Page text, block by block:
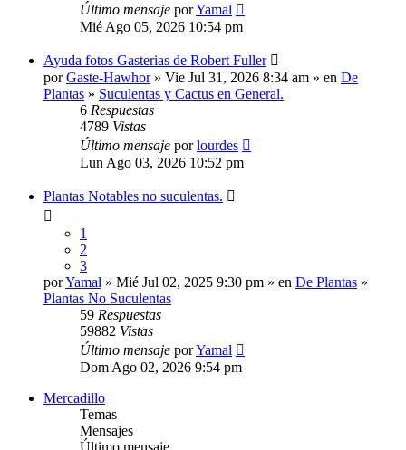
Último mensaje porYamal
Mié Ago 05, 2026 10:54 pm
Ayuda fotos Gasterias de Robert Fuller
porGaste-Hawhor» Vie Jul 31, 2026 8:34 am » en De
Plantas » Suculentas y Cactus en General.
6 Respuestas
4789 Vistas
Último mensaje porlourdes
Lun Ago 03, 2026 10:52 pm
Plantas Notables no suculentas.
1
2
3
porYamal » Mié Jul 02, 2025 9:30 pm » en De Plantas »
Plantas No Suculentas
59 Respuestas
59882 Vistas
Último mensaje porYamal
Dom Ago 02, 2026 9:54 pm
Mercadillo
Temas
Mensajes
Último mensaje